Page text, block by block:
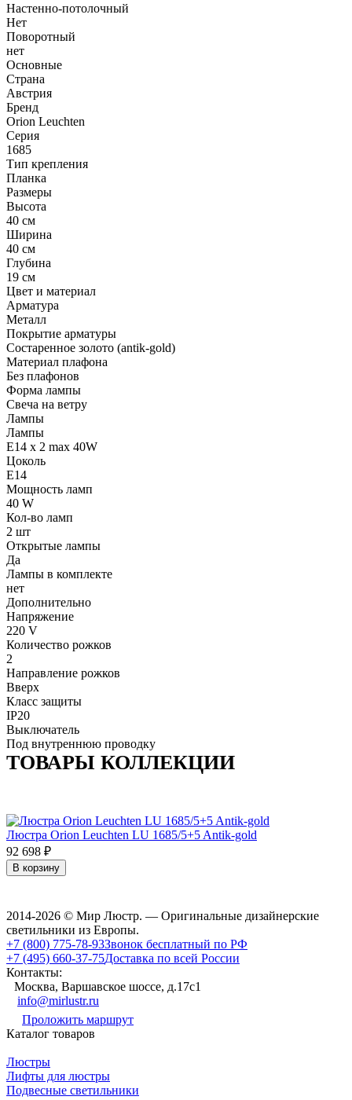
Настенно-потолочный
Нет
Поворотный
нет
Основные
Страна
Австрия
Бренд
Orion Leuchten
Серия
1685
Тип крепления
Планка
Размеры
Высота
40 см
Ширина
40 см
Глубина
19 см
Цвет и материал
Арматура
Металл
Покрытие арматуры
Состаренное золото (antik-gold)
Материал плафона
Без плафонов
Форма лампы
Свеча на ветру
Лампы
Лампы
E14 x 2 max 40W
Цоколь
E14
Мощность ламп
40 W
Кол-во ламп
2 шт
Открытые лампы
Да
Лампы в комплекте
нет
Дополнительно
Напряжение
220 V
Количество рожков
2
Направление рожков
Вверх
Класс защиты
IP20
Выключатель
Под внутреннюю проводку
ТОВАРЫ КОЛЛЕКЦИИ
Люстра Orion Leuchten LU 1685/5+5 Antik-gold
92 698 ₽
В корзину
2014-2026 © Мир Люстр. — Оригинальные дизайнерские
светильники из Европы.
+7 (800) 775-78-93Звонок бесплатный по РФ
+7 (495) 660-37-75Доставка по всей России
Контакты:
Москва, Варшавское шоссе, д.17c1
info@mirlustr.ru
Проложить маршрут
Каталог товаров
Люстры
Лифты для люстры
Подвесные светильники